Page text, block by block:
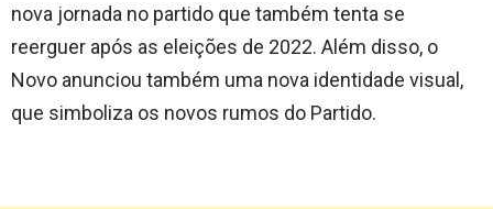
nova jornada no partido que também tenta se
reerguer após as eleições de 2022. Além disso, o
Novo anunciou também uma nova identidade visual,
que simboliza os novos rumos do Partido.